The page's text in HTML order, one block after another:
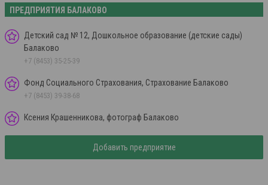
ПРЕДПРИЯТИЯ БАЛАКОВО
Детский сад № 12, Дошкольное образование (детские сады)
Балаково
+7 (8453) 35-25-39
Фонд Социального Страхования, Страхование Балаково
+7 (8453) 39-38-68
Ксения Крашенникова, фотограф Балаково
Добавить предприятие